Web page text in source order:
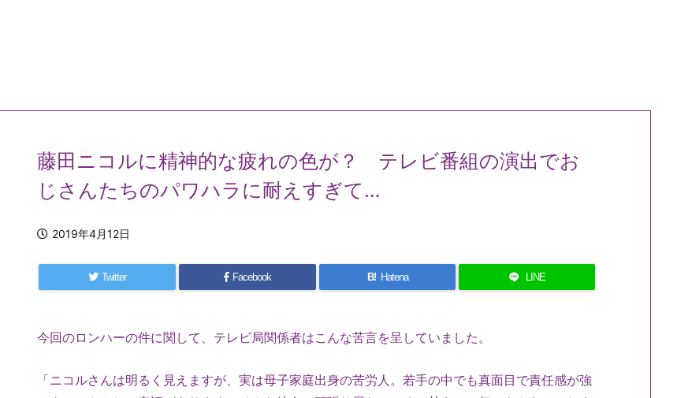
藤田ニコルに精神的な疲れの色が？ テレビ番組の演出でお
じさんたちのパワハラに耐えすぎて…
2019年4月12日
Twitter Facebook B! Hatena LINE
今回のロンハーの件に関して、テレビ局関係者はこんな苦言を呈していました。
「ニコルさんは明るく見えますが、実は母子家庭出身の苦労人。若手の中でも真面目で責任感が強